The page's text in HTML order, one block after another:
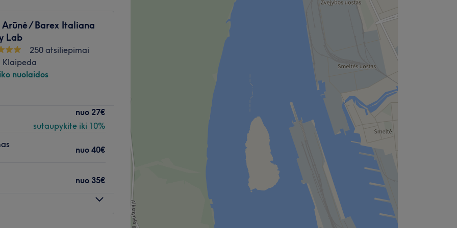
Atidaryti salono profilį
Rūtą, kuri yra
3, 4, 5, 6, 8, 10, 11, 12,
15-osios st.).
aptarnavimą.
/ Barex Italiana
Lab
250 atsiliepimai
Klaipeda
nuolaidos
nuo 27€
sutaupykite iki 10%
nuo 40€
nuo 35€